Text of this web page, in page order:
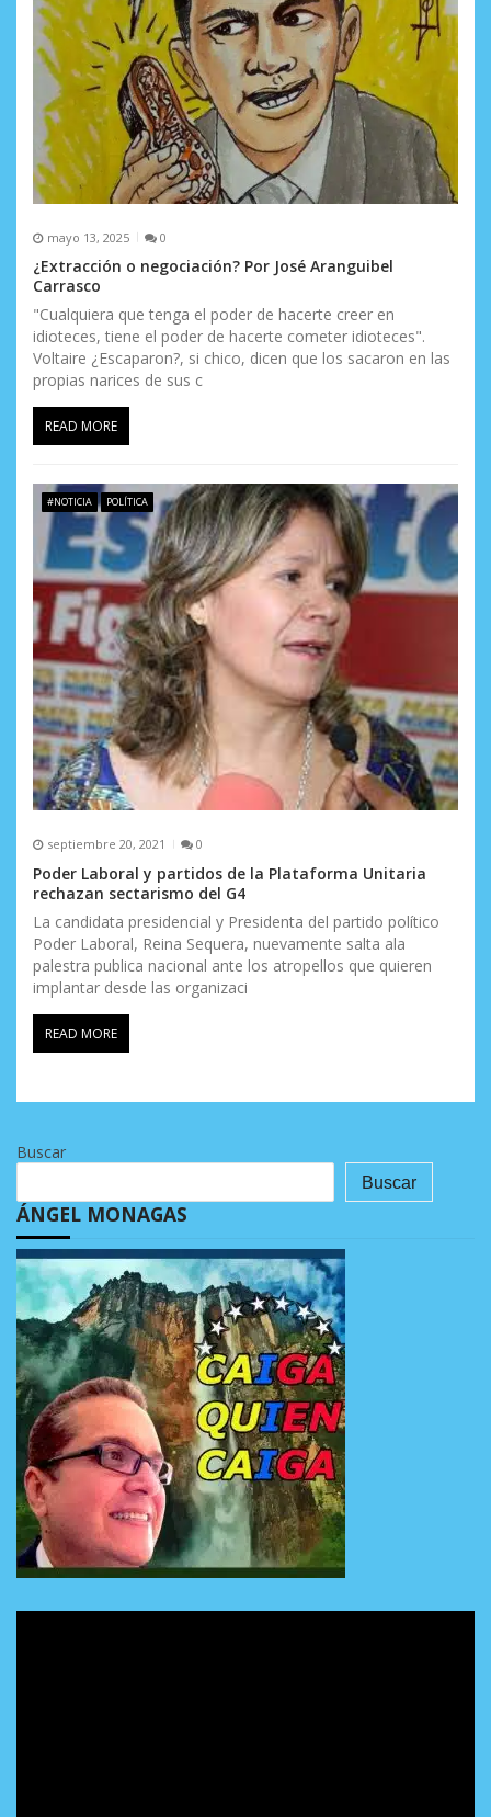
mayo 13, 2025 0
¿Extracción o negociación? Por José Aranguibel
Carrasco
"Cualquiera que tenga el poder de hacerte creer en
idioteces, tiene el poder de hacerte cometer idioteces".
Voltaire ¿Escaparon?, si chico, dicen que los sacaron en las
propias narices de sus c
READ MORE
#NOTICIA POLÍTICA
septiembre 20, 2021 0
Poder Laboral y partidos de la Plataforma Unitaria
rechazan sectarismo del G4
La candidata presidencial y Presidenta del partido político
Poder Laboral, Reina Sequera, nuevamente salta ala
palestra publica nacional ante los atropellos que quieren
implantar desde las organizaci
READ MORE
Buscar
Buscar
ÁNGEL MONAGAS